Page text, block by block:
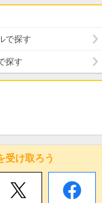
で探す
探す
受け取ろう